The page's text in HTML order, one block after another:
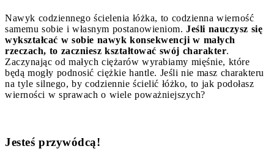
Nawyk codziennego ścielenia łóżka, to codzienna wierność
samemu sobie i własnym postanowieniom. Jeśli nauczysz się
wykształcać w sobie nawyk konsekwencji w małych
rzeczach, to zaczniesz kształtować swój charakter.
Zaczynając od małych ciężarów wyrabiamy mięśnie, które
będą mogły podnosić ciężkie hantle. Jeśli nie masz charakteru
na tyle silnego, by codziennie ścielić łóżko, to jak podołasz
wierności w sprawach o wiele poważniejszych?
Jesteś przywódcą!